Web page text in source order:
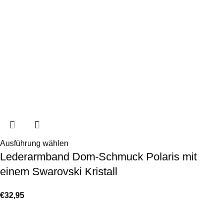
Ausführung wählen
Lederarmband Dom-Schmuck Polaris mit
einem Swarovski Kristall
€32,95